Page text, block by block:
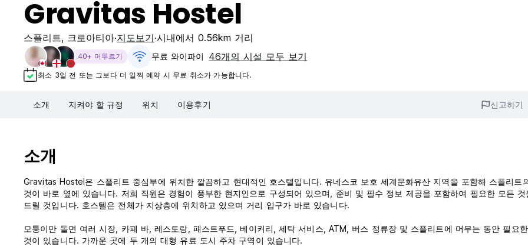
Gravitas Hostel
스플리트, 크로아티아 지도보기 시내에서 0.56km 거리
40+ 머무르기 무료 와이파이 46개의 시설 모두 보기
최소 3일 전 또는 그보다 더 일찍 예약 시 무료 취소가 가능합니다.
소개 지켜야 할 규정 위치 이용후기 신고하기
소개
Gravitas Hostel은 스플리트 중심부에 위치한 깔끔하고 현대적인 호스텔입니다. 유네스코 보호 세계문화유산 지역을 포함해 스플리트
것이 바로 옆에 있습니다. 저희 직원은 경험이 풍부한 현지인으로 구성되어 있으며, 준비 및 필수 정보 제공을 포함하여 필요한 모든 것
드릴 것입니다. 호스텔은 전체가 지상층에 위치하고 있으며 거리 입구가 바로 있습니다.
모퉁이만 돌면 여러 시장, 카페 바, 레스토랑, 패스트푸드, 베이커리, 세탁 서비스, ATM, 버스 정류장 및 스플리트에 머무는 동안 필요
것이 있습니다. 가까운 곳에 두 개의 대형 유료 도시 주차 구역이 있습니다.